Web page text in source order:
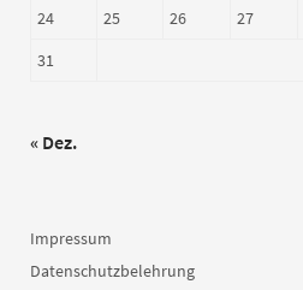
24
25 26 27
31
« Dez.
Impressum
Datenschutzbelehrung